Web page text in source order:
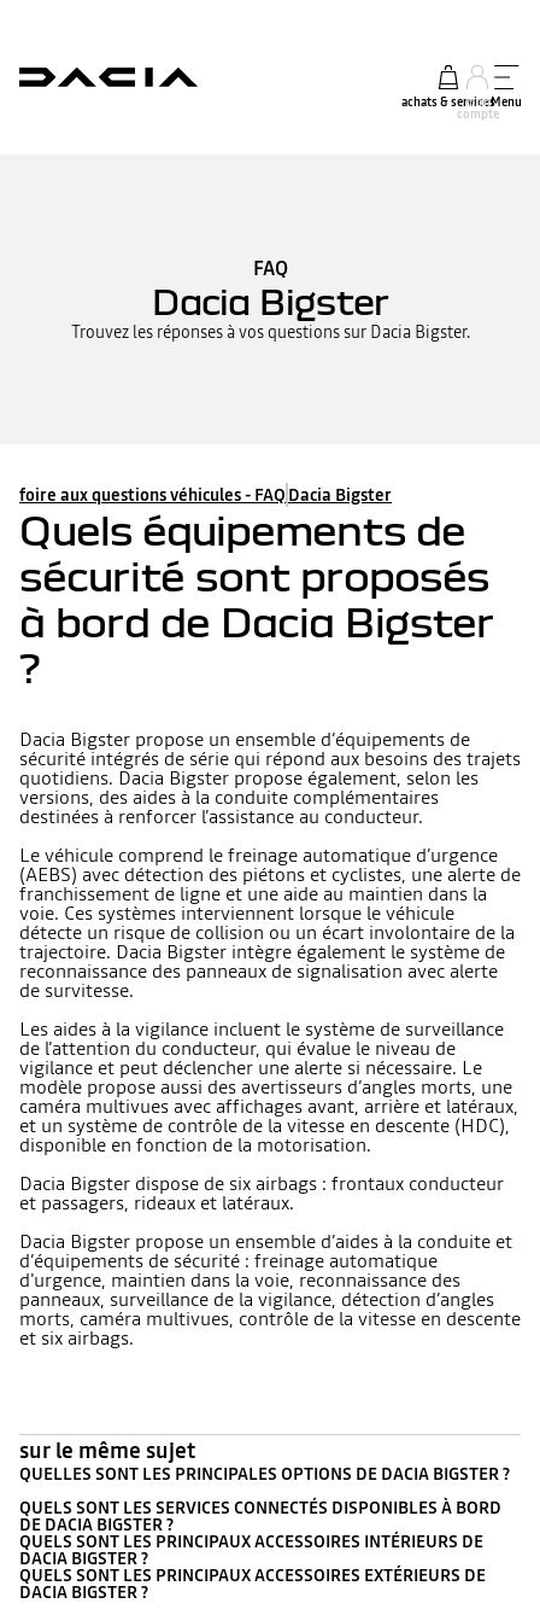
achats & services
mon
compte
Menu
FAQ
Dacia Bigster
Trouvez les réponses à vos questions sur Dacia Bigster.
foire aux questions véhicules - FAQ Dacia Bigster
Quels équipements de
sécurité sont proposés
à bord de Dacia Bigster
?
Dacia Bigster propose un ensemble d’équipements de
sécurité intégrés de série qui répond aux besoins des trajets
quotidiens. Dacia Bigster propose également, selon les
versions, des aides à la conduite complémentaires
destinées à renforcer l’assistance au conducteur.
Le véhicule comprend le freinage automatique d’urgence
(AEBS) avec détection des piétons et cyclistes, une alerte de
franchissement de ligne et une aide au maintien dans la
voie. Ces systèmes interviennent lorsque le véhicule
détecte un risque de collision ou un écart involontaire de la
trajectoire. Dacia Bigster intègre également le système de
reconnaissance des panneaux de signalisation avec alerte
de survitesse.
Les aides à la vigilance incluent le système de surveillance
de l’attention du conducteur, qui évalue le niveau de
vigilance et peut déclencher une alerte si nécessaire. Le
modèle propose aussi des avertisseurs d’angles morts, une
caméra multivues avec affichages avant, arrière et latéraux,
et un système de contrôle de la vitesse en descente (HDC),
disponible en fonction de la motorisation.
Dacia Bigster dispose de six airbags : frontaux conducteur
et passagers, rideaux et latéraux.
Dacia Bigster propose un ensemble d’aides à la conduite et
d’équipements de sécurité : freinage automatique
d'urgence, maintien dans la voie, reconnaissance des
panneaux, surveillance de la vigilance, détection d’angles
morts, caméra multivues, contrôle de la vitesse en descente
et six airbags.
sur le même sujet
QUELLES SONT LES PRINCIPALES OPTIONS DE DACIA BIGSTER ?
QUELS SONT LES SERVICES CONNECTÉS DISPONIBLES À BORD
DE DACIA BIGSTER ?
QUELS SONT LES PRINCIPAUX ACCESSOIRES INTÉRIEURS DE
DACIA BIGSTER ?
QUELS SONT LES PRINCIPAUX ACCESSOIRES EXTÉRIEURS DE
DACIA BIGSTER ?